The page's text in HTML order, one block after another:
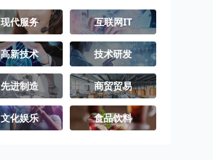
现代服务 互联网IT
高新技术 技术研发
先进制造 商贸贸易
文化娱乐 食品饮料